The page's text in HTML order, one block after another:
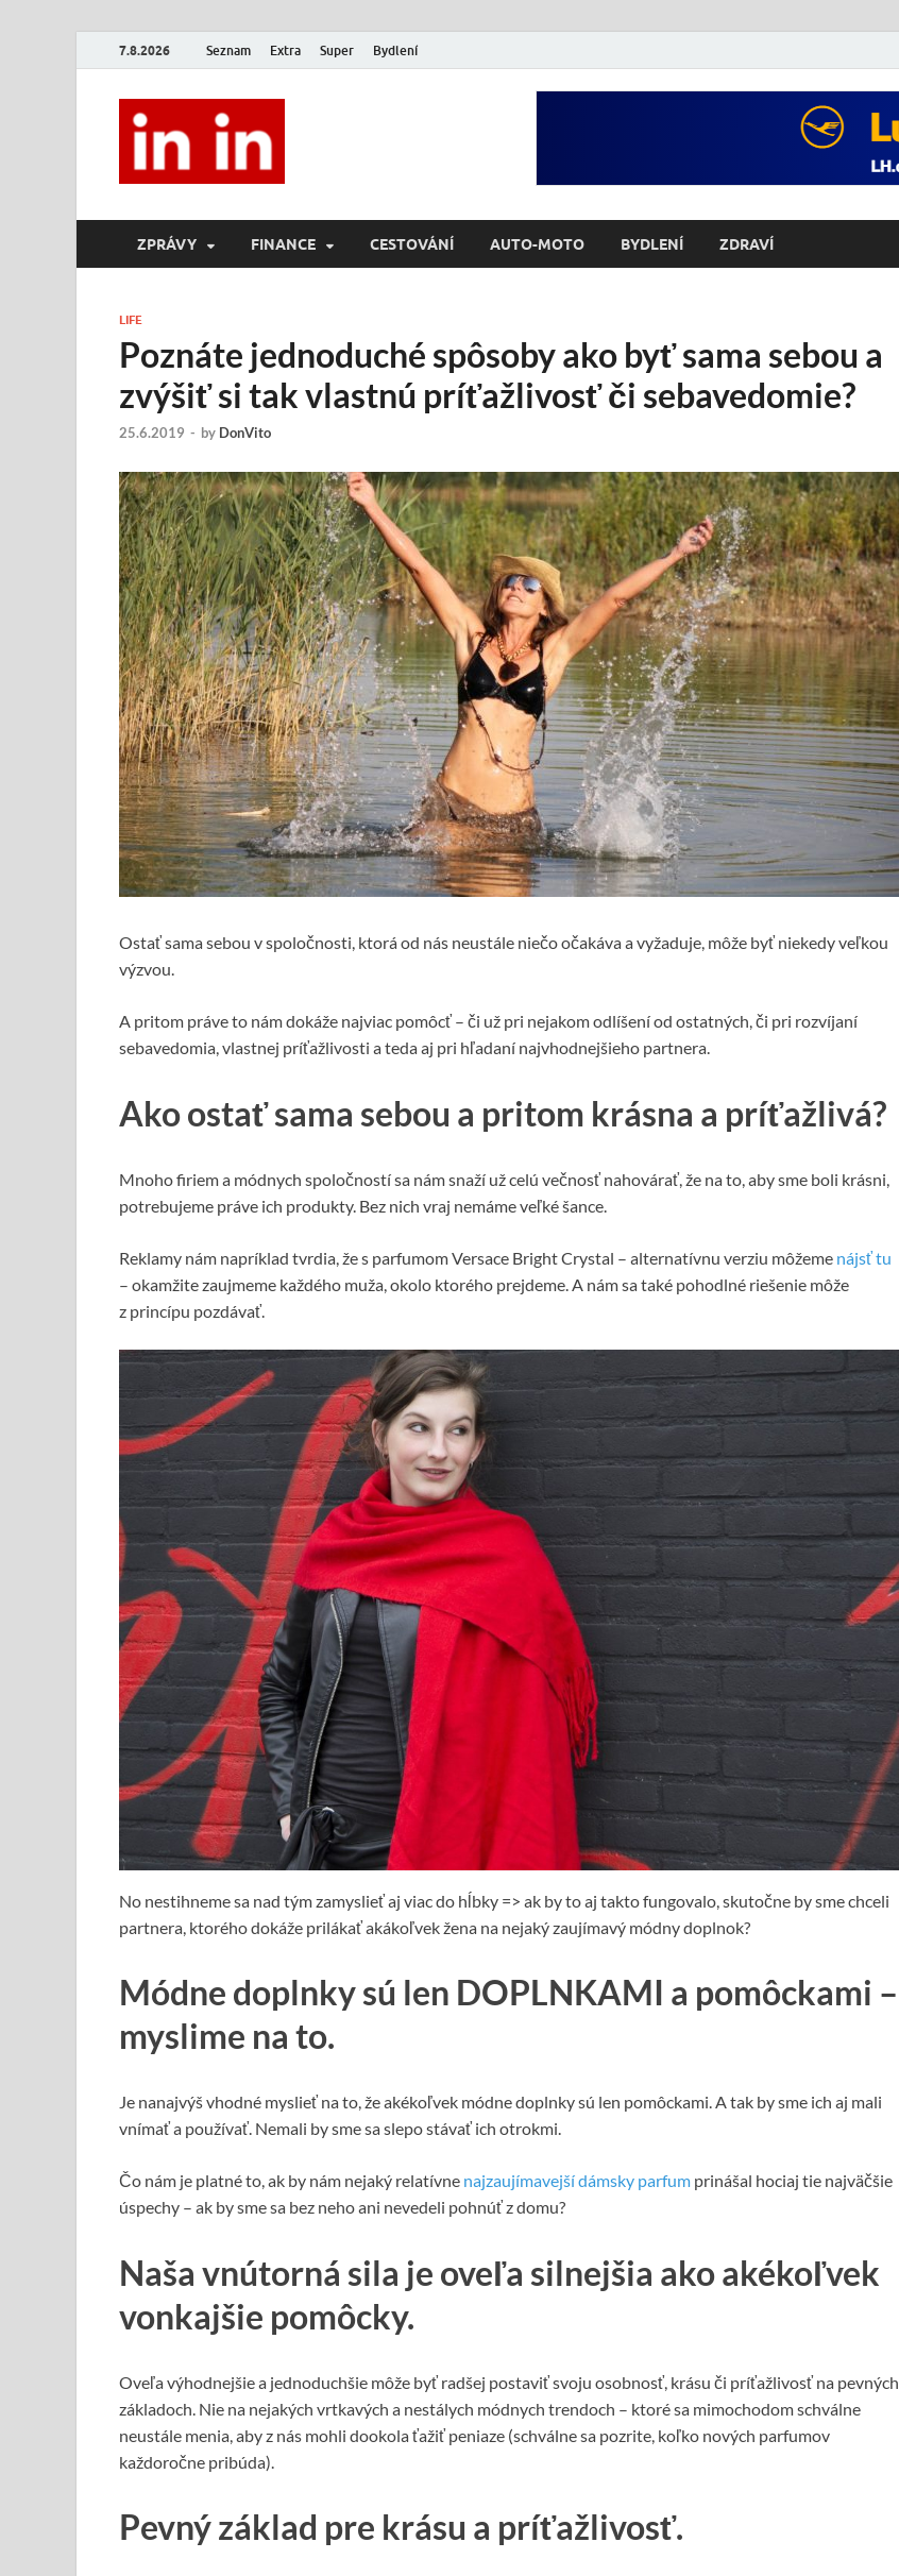
7.8.2026 Seznam Extra Super Bydlení
ZPRÁVY FINANCE CESTOVÁNÍ AUTO-MOTO BYDLENÍ ZDRAVÍ
LIFE
Poznáte jednoduché spôsoby ako byť sama sebou a
zvýšiť si tak vlastnú príťažlivosť či sebavedomie?
25.6.2019 - by DonVito
Ostať sama sebou v spoločnosti, ktorá od nás neustále niečo očakáva a vyžaduje, môže byť niekedy veľkou
výzvou.
A pritom práve to nám dokáže najviac pomôcť – či už pri nejakom odlíšení od ostatných, či pri rozvíjaní
sebavedomia, vlastnej príťažlivosti a teda aj pri hľadaní najvhodnejšieho partnera.
Ako ostať sama sebou a pritom krásna a príťažlivá?
Mnoho firiem a módnych spoločností sa nám snaží už celú večnosť nahovárať, že na to, aby sme boli krásni,
potrebujeme práve ich produkty. Bez nich vraj nemáme veľké šance.
Reklamy nám napríklad tvrdia, že s parfumom Versace Bright Crystal – alternatívnu verziu môžeme nájsť tu
– okamžite zaujmeme každého muža, okolo ktorého prejdeme. A nám sa také pohodlné riešenie môže
z princípu pozdávať.
No nestihneme sa nad tým zamyslieť aj viac do hĺbky => ak by to aj takto fungovalo, skutočne by sme chceli
partnera, ktorého dokáže prilákať akákoľvek žena na nejaký zaujímavý módny doplnok?
Módne doplnky sú len DOPLNKAMI a pomôckami –
myslime na to.
Je nanajvýš vhodné myslieť na to, že akékoľvek módne doplnky sú len pomôckami. A tak by sme ich aj mali
vnímať a používať. Nemali by sme sa slepo stávať ich otrokmi.
Čo nám je platné to, ak by nám nejaký relatívne najzaujímavejší dámsky parfum prinášal hociaj tie najväčšie
úspechy – ak by sme sa bez neho ani nevedeli pohnúť z domu?
Naša vnútorná sila je oveľa silnejšia ako akékoľvek
vonkajšie pomôcky.
Oveľa výhodnejšie a jednoduchšie môže byť radšej postaviť svoju osobnosť, krásu či príťažlivosť na pevných
základoch. Nie na nejakých vrtkavých a nestálych módnych trendoch – ktoré sa mimochodom schválne
neustále menia, aby z nás mohli dookola ťažiť peniaze (schválne sa pozrite, koľko nových parfumov
každoročne pribúda).
Pevný základ pre krásu a príťažlivosť.